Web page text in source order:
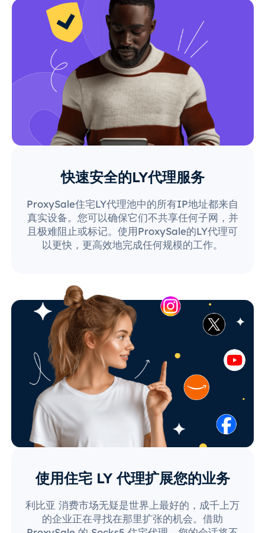
快速安全的LY代理服务
ProxySale住宅LY代理池中的所有IP地址都来自
真实设备。您可以确保它们不共享任何子网，并
且极难阻止或标记。使用ProxySale的LY代理可
以更快，更高效地完成任何规模的工作。
使用住宅 LY 代理扩展您的业务
利比亚 消费市场无疑是世界上最好的，成千上万
的企业正在寻找在那里扩张的机会。借助